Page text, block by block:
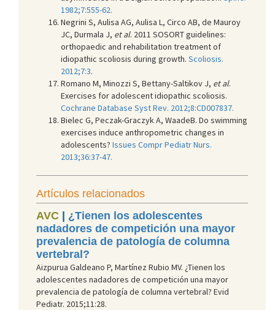
1982;7:555-62.
Negrini S, Aulisa AG, Aulisa L, Circo AB, de Mauroy
JC, Durmala J, et al. 2011 SOSORT guidelines:
orthopaedic and rehabilitation treatment of
idiopathic scoliosis during growth. Scoliosis.
2012;7:3.
Romano M, Minozzi S, Bettany-Saltikov J, et al.
Exercises for adolescent idiopathic scoliosis.
Cochrane Database Syst Rev. 2012;8:CD007837.
Bielec G, Peczak-Graczyk A, WaadeB. Do swimming
exercises induce anthropometric changes in
adolescents? Issues Compr Pediatr Nurs.
2013;36:37-47.
Artículos relacionados
AVC | ¿Tienen los adolescentes
nadadores de competición una mayor
prevalencia de patología de columna
vertebral?
Aizpurua Galdeano P, Martínez Rubio MV. ¿Tienen los
adolescentes nadadores de competición una mayor
prevalencia de patología de columna vertebral? Evid
Pediatr. 2015;11:28.